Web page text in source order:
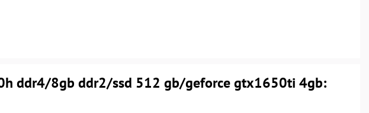
ddr4/8gb ddr2/ssd 512 gb/geforce gtx1650ti 4gb: